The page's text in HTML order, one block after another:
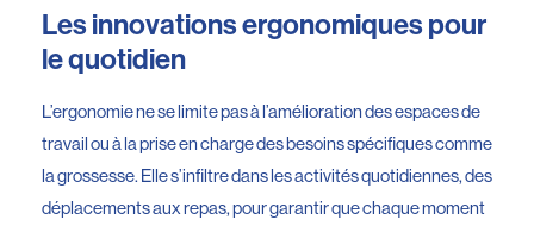
Les innovations ergonomiques pour
le quotidien
L’ergonomie ne se limite pas à l’amélioration des espaces de
travail ou à la prise en charge des besoins spécifiques comme
la grossesse. Elle s’infiltre dans les activités quotidiennes, des
déplacements aux repas, pour garantir que chaque moment